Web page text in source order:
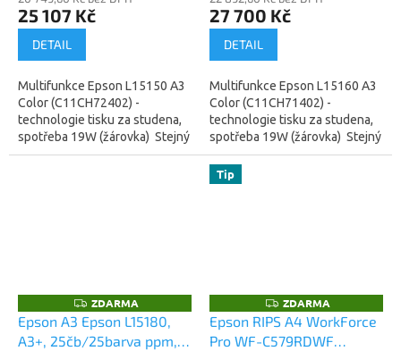
25 107 Kč
DETAIL
Multifunkce Epson L15150 A3
Color (C11CH72402) -
technologie tisku za studena,
spotřeba 19W (žárovka) Stejný
stroj jako vyšší model L15160 -
27 700 Kč
DETAIL
Multifunkce Epson L15160 A3
Color (C11CH71402) -
technologie tisku za studena,
spotřeba 19W (žárovka) Stejný
stroj jako nižší model L15150 -
má rychlejší tisk v...
Z
D
A
R
ZDARMA
Epson A3 Epson L15180,
A3+, 25čb/25barva ppm,
Tip
Z
D
A
R
ZDARMA
Epson RIPS A4 WorkForce
Pro WF-C579RDWF